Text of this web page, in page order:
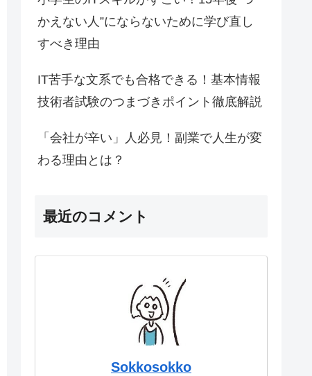
かえない人”にならないために学び直し
すべき理由
IT苦手な文系でも合格できる！基本情報
技術者試験のつまづきポイント徹底解説
「会社が辛い」人必見！副業で人生が変
わる理由とは？
最近のコメント
Sokkosokko